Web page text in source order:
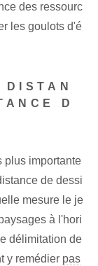
des ressourc
les goulots d'é
D
plus importante
de dessi
mesure le je
à l'hori
délimitation de
y remédier pas